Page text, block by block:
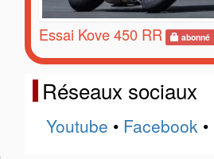
Essai Kove 450 RR abonné
Réseaux sociaux
Youtube • Facebook •